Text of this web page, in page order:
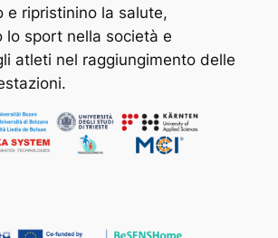
e ripristinino la salute,
lo sport nella società e
atleti nel raggiungimento delle